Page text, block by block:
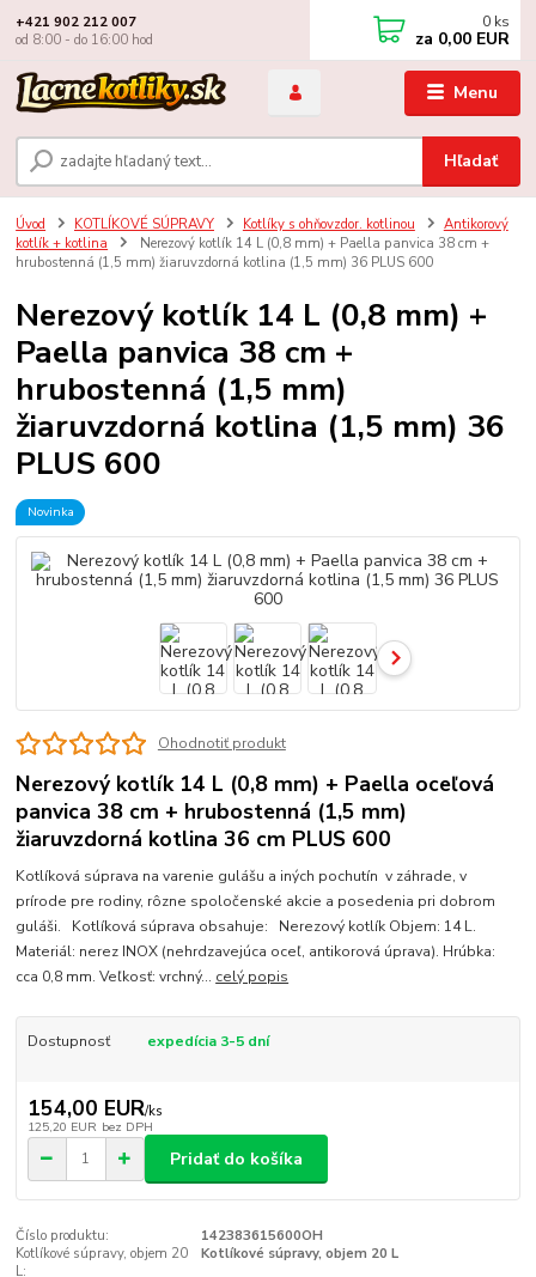
Menu
Hľadať
+421 902 212 007
od 8:00 - do 16:00 hod
0 ks
za 0,00 EUR
Úvod KOTLÍKOVÉ SÚPRAVY Kotlíky s ohňovzdor. kotlinou
Antikorový
kotlík + kotlina
Nerezový kotlík 14 L (0,8 mm) + Paella panvica 38 cm +
hrubostenná (1,5 mm) žiaruvzdorná kotlina (1,5 mm) 36 PLUS 600
Nerezový kotlík 14 L (0,8 mm) +
Paella panvica 38 cm +
hrubostenná (1,5 mm)
žiaruvzdorná kotlina (1,5 mm) 36
PLUS 600
Novinka
Ohodnotiť produkt
Nerezový kotlík 14 L (0,8 mm) + Paella oceľová
panvica 38 cm + hrubostenná (1,5 mm)
žiaruvzdorná kotlina 36 cm PLUS 600
Kotlíková súprava na varenie gulášu a iných pochutín v záhrade, v
prírode pre rodiny, rôzne spoločenské akcie a posedenia pri dobrom
guláši. Kotlíková súprava obsahuje: Nerezový kotlík Objem: 14 L.
Materiál: nerez INOX (nehrdzavejúca oceľ, antikorová úprava). Hrúbka:
cca 0,8 mm. Veľkosť: vrchný... celý popis
Dostupnosť expedícia 3-5 dní
154,00 EUR/ks
125,20 EUR bez DPH
Pridať do košíka
Číslo produktu:
142383615600OH
Kotlíkové súpravy, objem 20
L:
Kotlíkové súpravy, objem 20 L